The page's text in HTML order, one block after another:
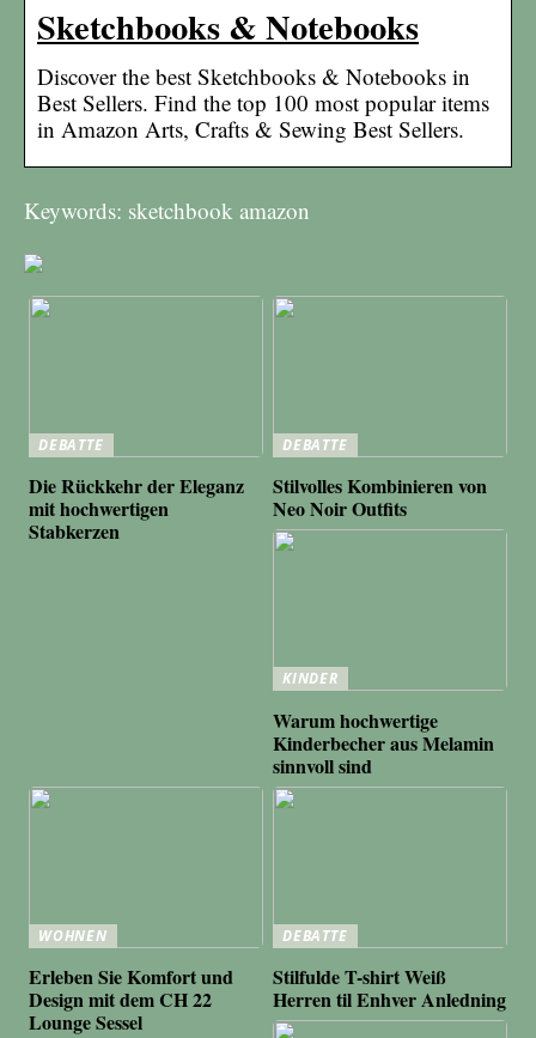
Sketchbooks & Notebooks
Discover the best Sketchbooks & Notebooks in
Best Sellers. Find the top 100 most popular items
in Amazon Arts, Crafts & Sewing Best Sellers.
Keywords: sketchbook amazon
DEBATTE
Die Rückkehr der Eleganz
mit hochwertigen
Stabkerzen
DEBATTE
Stilvolles Kombinieren von
Neo Noir Outfits
KINDER
Warum hochwertige
Kinderbecher aus Melamin
sinnvoll sind
WOHNEN
Erleben Sie Komfort und
Design mit dem CH 22
Lounge Sessel
DEBATTE
Stilfulde T-shirt Weiß
Herren til Enhver Anledning